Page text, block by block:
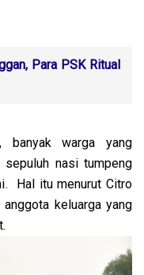
Para PSK Ritual
banyak warga yang
sepuluh nasi tumpeng
Hal itu menurut Citro
keluarga yang